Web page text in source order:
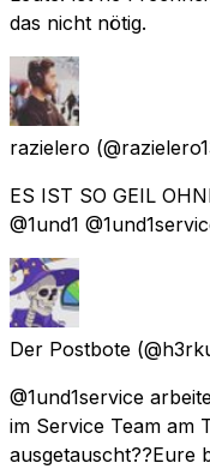
das nicht nötig.
razielero
ES IST SO GEIL
@1und1
Der Postbote
@1und1service
im Service Team am
ausgetauscht??Eure